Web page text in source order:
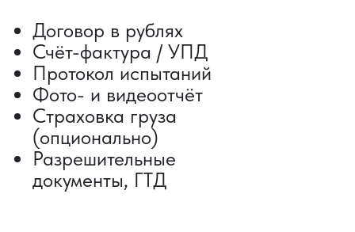
ВЫКУП ТОВАРОВ ИЗ КИТАЯ
Выкуп от 1 000 000 ₽
Негабаритные грузоперевозки
Доставка образцов
Получить консультацию